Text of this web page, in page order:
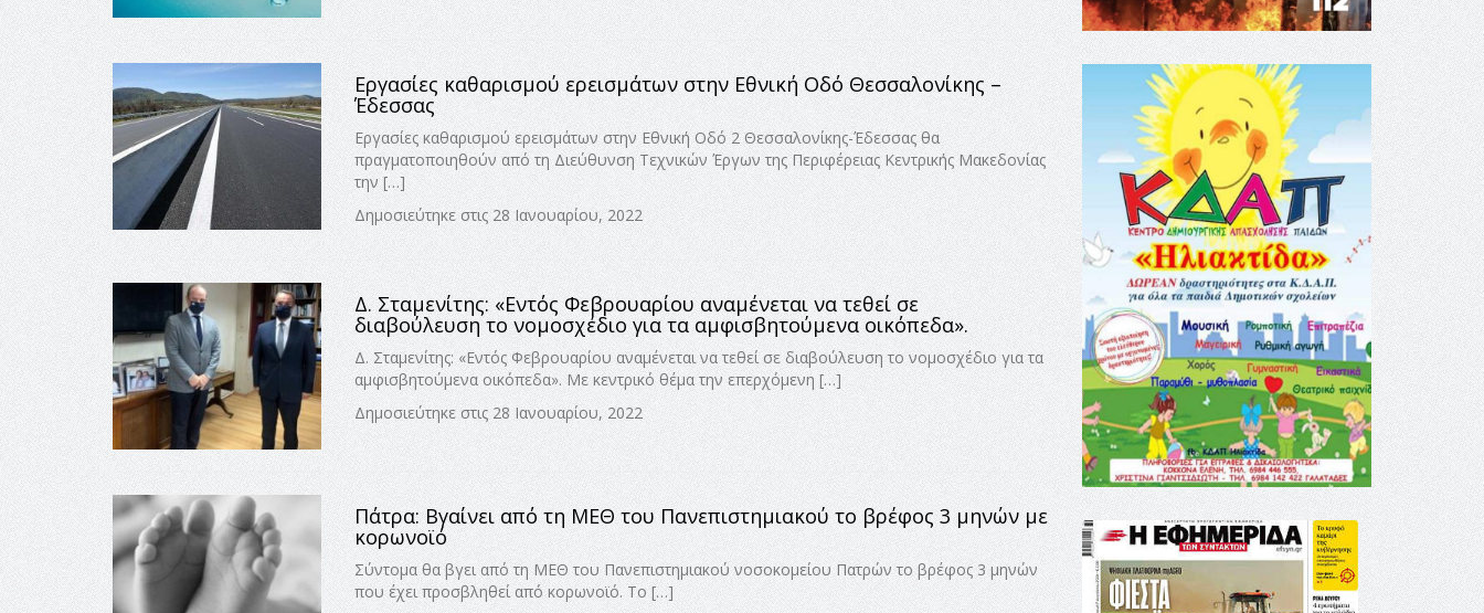
Εργασίες καθαρισμού ερεισμάτων στην Εθνική Οδό Θεσσαλονίκης –
Έδεσσας
Εργασίες καθαρισμού ερεισμάτων στην Εθνική Οδό 2 Θεσσαλονίκης-Έδεσσας θα
πραγματοποιηθούν από τη Διεύθυνση Τεχνικών Έργων της Περιφέρειας Κεντρικής Μακεδονίας
την […]
Δημοσιεύτηκε στις 28 Ιανουαρίου, 2022
Δ. Σταμενίτης: «Εντός Φεβρουαρίου αναμένεται να τεθεί σε
διαβούλευση το νομοσχέδιο για τα αμφισβητούμενα οικόπεδα».
Δ. Σταμενίτης: «Εντός Φεβρουαρίου αναμένεται να τεθεί σε διαβούλευση το νομοσχέδιο για τα
αμφισβητούμενα οικόπεδα». Με κεντρικό θέμα την επερχόμενη […]
Δημοσιεύτηκε στις 28 Ιανουαρίου, 2022
Πάτρα: Βγαίνει από τη ΜΕΘ του Πανεπιστημιακού το βρέφος 3 μηνών με
κορωνοϊό
Σύντομα θα βγει από τη ΜΕΘ του Πανεπιστημιακού νοσοκομείου Πατρών το βρέφος 3 μηνών
που έχει προσβληθεί από κορωνοϊό. Το […]